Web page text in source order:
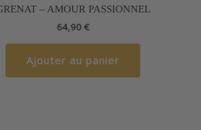
– AMOUR PASSIONNEL
64,90 €
Ajouter au panier